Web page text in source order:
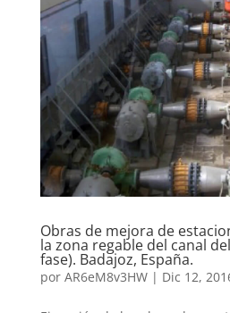
Obras de mejora de
la zona regable del canal
fase). Badajoz, España.
por AR6eM8v3HW| Dic 12,